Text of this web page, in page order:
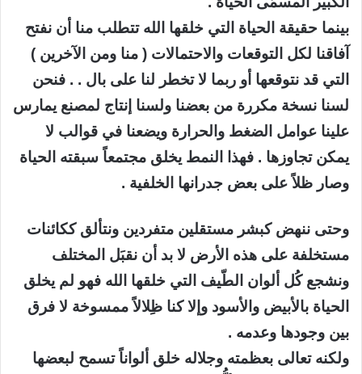
بينما حقيقة الحياة التي خلقها الله تتطلب منا أن نفتح
آفاقنا لكل التوقعات والاحتمالات ( منا ومن الآخرين )
التي قد نتوقعها أو ربما لا تخطر لنا على بال . . فنحن
لسنا نسخة مكررة من بعضنا ولسنا إنتاج لمصنع يمارس
علينا عوامل الضغط والحرارة ويضعنا في قوالب لا
يمكن تجاوزها . فهذا النمط يخلق مجتمعاً سبقته الحياة
وصار ظلاً على بعض جدرانها الخلفية .
وحتى ننهض كبشر مستقلين متفردين ونتألق ككائنات
مستخلفة على هذه الأرض لا بد أن نقبَل المختلف
ونشجع كُل ألوان الطّيف التي خلقها الله فهو لم يخلق
الحياة بالأبيض والأسود وإلا كنا ظِلالاً ممسوخة لا فرق
بين وجودها وعدمه .
ولكنه تعالى بعظمته وجلاله خلق ألواناً تسمح لبعضها